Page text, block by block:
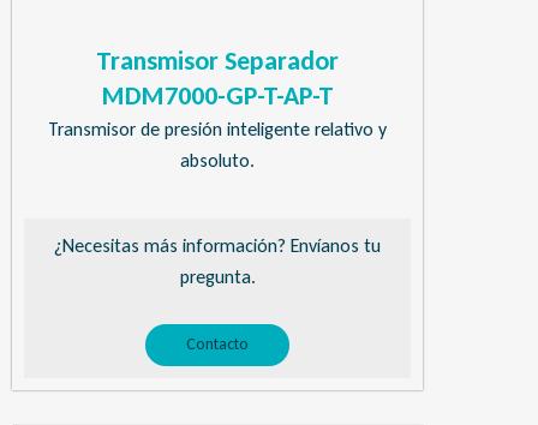
Transmisor Separador
MDM7000-GP-T-AP-T
Transmisor de presión inteligente relativo y
absoluto.
¿Necesitas más información? Envíanos tu
pregunta.
Contacto